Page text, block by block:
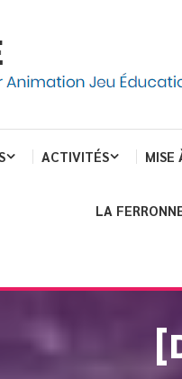
ACTIVITÉS MISE
LA